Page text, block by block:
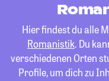
Hier findest du alle
Romanistik. Du
verschiedenen Orten
Profile, um dich zu